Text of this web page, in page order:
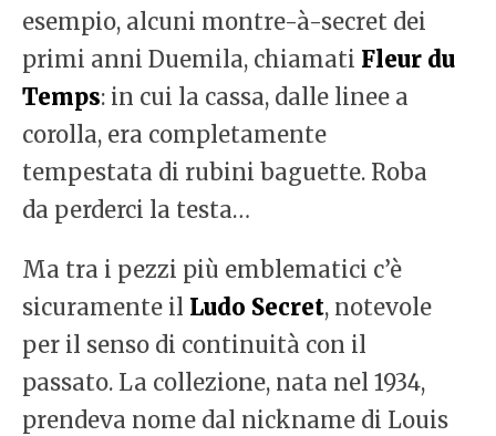
esempio, alcuni montre-à-secret dei
primi anni Duemila, chiamati Fleur du
Temps: in cui la cassa, dalle linee a
corolla, era completamente
tempestata di rubini baguette. Roba
da perderci la testa…
Ma tra i pezzi più emblematici c’è
sicuramente il Ludo Secret, notevole
per il senso di continuità con il
passato. La collezione, nata nel 1934,
prendeva nome dal nickname di Louis